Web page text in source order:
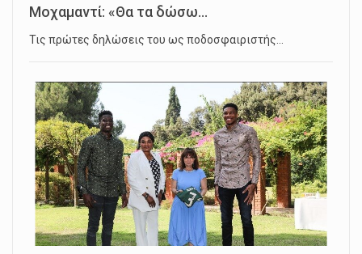
Μοχαμαντί: «Θα τα δώσω...
Τις πρώτες δηλώσεις του ως ποδοσφαιριστής…